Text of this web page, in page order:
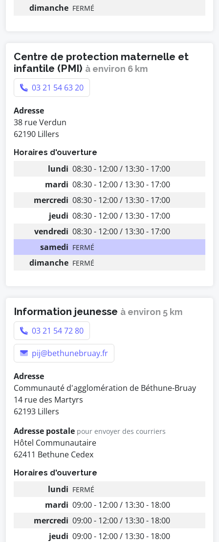
dimanche FERMÉ
Centre de protection maternelle et
infantile (PMI) à environ 6 km
03 21 54 63 20
Adresse
38 rue Verdun
62190 Lillers
Horaires d'ouverture
lundi 08:30 - 12:00 / 13:30 - 17:00
mardi 08:30 - 12:00 / 13:30 - 17:00
mercredi 08:30 - 12:00 / 13:30 - 17:00
jeudi 08:30 - 12:00 / 13:30 - 17:00
vendredi 08:30 - 12:00 / 13:30 - 17:00
samedi FERMÉ
dimanche FERMÉ
Information jeunesse à environ 5 km
03 21 54 72 80
pij@bethunebruay.fr
Adresse
Communauté d'agglomération de Béthune-Bruay
14 rue des Martyrs
62193 Lillers
Adresse postale pour envoyer des courriers
Hôtel Communautaire
62411 Bethune Cedex
Horaires d'ouverture
lundi FERMÉ
mardi 09:00 - 12:00 / 13:30 - 18:00
mercredi 09:00 - 12:00 / 13:30 - 18:00
jeudi 09:00 - 12:00 / 13:30 - 18:00